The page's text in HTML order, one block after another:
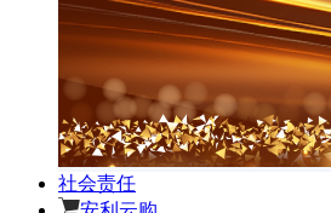
社会责任